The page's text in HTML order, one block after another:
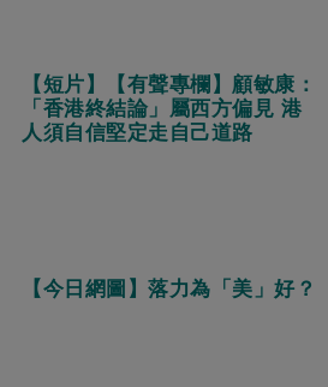
【短片】【有聲專欄】顧敏康：
「香港終結論」屬西方偏見 港
人須自信堅定走自己道路
【今日網圖】落力為「美」好？